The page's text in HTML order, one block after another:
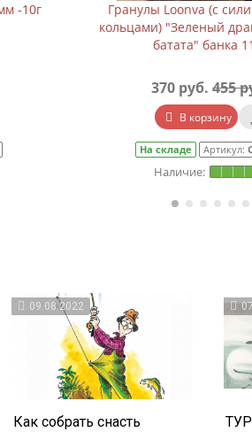
-10г
Гранулы Loonva (с
кольцами) "Зеленый
батата" банка
370 руб. 455
В корзину
На складе Артикул:
09.08.2022
Как собрать снасть